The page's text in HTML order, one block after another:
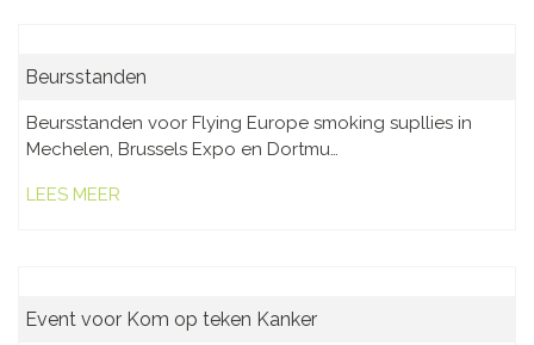
Beursstanden
Beursstanden voor Flying Europe smoking supllies in
Mechelen, Brussels Expo en Dortmu…
LEES MEER
Event voor Kom op teken Kanker